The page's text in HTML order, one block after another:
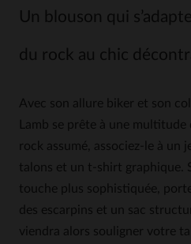
Un blouson qui
du rock au chic
Avec son allure biker et son
Lamb se prête à une
rock assumé, associez-le à un
talons et un t-shirt graphique.
touche plus sophistiquée,
des escarpins et un sac
viendra alors souligner votre